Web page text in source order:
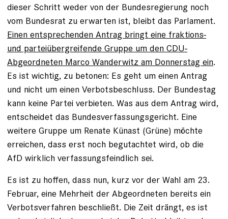
dieser Schritt weder von der Bundesregierung noch
vom Bundesrat zu erwarten ist, bleibt das Parlament.
Einen entsprechenden Antrag bringt eine fraktions-
und parteiübergreifende Gruppe um den CDU-
Abgeordneten Marco Wanderwitz am Donnerstag ein.
Es ist wichtig, zu betonen: Es geht um einen Antrag
und nicht um einen Verbotsbeschluss. Der Bundestag
kann keine Partei verbieten. Was aus dem Antrag wird,
entscheidet das Bundesverfassungsgericht. Eine
weitere Gruppe um Renate Künast (Grüne) möchte
erreichen, dass erst noch begutachtet wird, ob die
AfD wirklich verfassungsfeindlich sei.
Es ist zu hoffen, dass nun, kurz vor der Wahl am 23.
Februar, eine Mehrheit der Abgeordneten bereits ein
Verbotsverfahren beschließt. Die Zeit drängt, es ist